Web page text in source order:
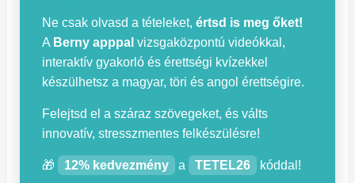
Ne csak olvasd a tételeket,értsd is meg őket!
A Berny apppal vizsgaközpontú videókkal,
interaktív gyakorló és érettségi kvízekkel
készülhetsz a magyar, töri és angol érettségire.
Felejtsd el a száraz szövegeket, és válts
innovatív, stresszmentes felkészülésre!
🎁 12% kedvezmény a TETEL26 kóddal!